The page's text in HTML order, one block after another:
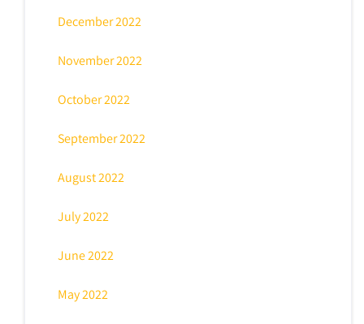
December 2022
November 2022
October 2022
September 2022
August 2022
July 2022
June 2022
May 2022